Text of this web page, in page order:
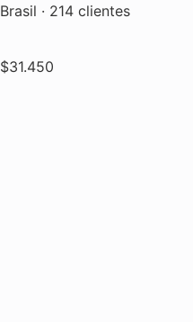
Brasil · 214 clientes
$31.450